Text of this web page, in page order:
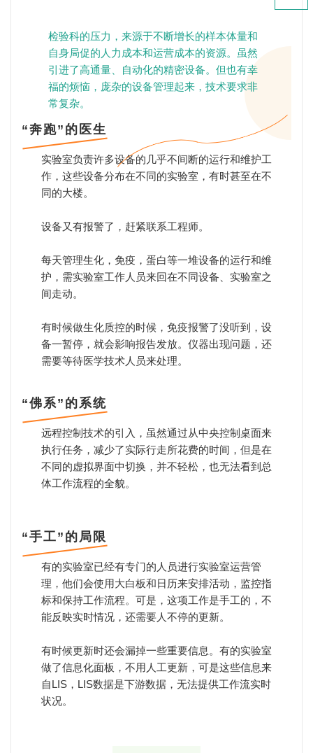
检验科的压力，来源于不断增长的样本体量和
自身局促的人力成本和运营成本的资源。虽然
引进了高通量、自动化的精密设备。但也有幸
福的烦恼，庞杂的设备管理起来，技术要求非
常复杂。
“奔跑”的医生
实验室负责许多设备的几乎不间断的运行和维护工
作，这些设备分布在不同的实验室，有时甚至在不
同的大楼。
设备又有报警了，赶紧联系工程师。
每天管理生化，免疫，蛋白等一堆设备的运行和维
护，需实验室工作人员来回在不同设备、实验室之
间走动。
有时候做生化质控的时候，免疫报警了没听到，设
备一暂停，就会影响报告发放。仪器出现问题，还
需要等待医学技术人员来处理。
“佛系”的系统
远程控制技术的引入，虽然通过从中央控制桌面来
执行任务，减少了实际行走所花费的时间，但是在
不同的虚拟界面中切换，并不轻松，也无法看到总
体工作流程的全貌。
“手工”的局限
有的实验室已经有专门的人员进行实验室运营管
理，他们会使用大白板和日历来安排活动，监控指
标和保持工作流程。可是，这项工作是手工的，不
能反映实时情况，还需要人不停的更新。
有时候更新时还会漏掉一些重要信息。有的实验室
做了信息化面板，不用人工更新，可是这些信息来
自LIS，LIS数据是下游数据，无法提供工作流实时
状况。